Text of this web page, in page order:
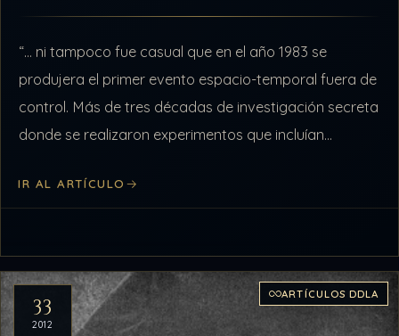
“… ni tampoco fue casual que en el año 1983 se
produjera el primer evento espacio-temporal fuera de
control. Más de tres décadas de investigación secreta
donde se realizaron experimentos que incluían
IR AL ARTÍCULO
33
2012
ARTÍCULOS DDLA